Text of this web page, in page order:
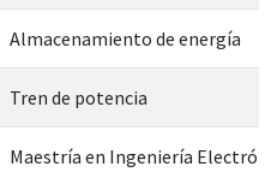
Almacenamiento de energía
Tren de potencia
Maestría en Ingeniería